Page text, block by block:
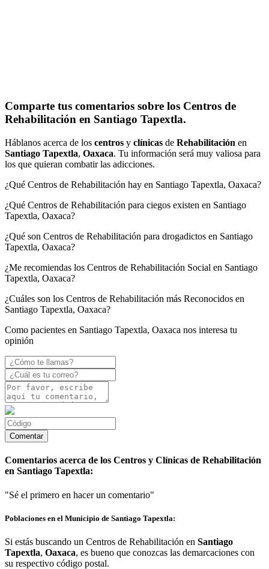
Comparte tus comentarios sobre los Centros de
Rehabilitación en Santiago Tapextla.
Háblanos acerca de los centros y clínicas de Rehabilitación en
Santiago Tapextla, Oaxaca. Tu información será muy valiosa para
los que quieran combatir las adicciones.
¿Qué Centros de Rehabilitación hay en Santiago Tapextla, Oaxaca?
¿Qué Centros de Rehabilitación para ciegos existen en Santiago
Tapextla, Oaxaca?
¿Qué son Centros de Rehabilitación para drogadictos en Santiago
Tapextla, Oaxaca?
¿Me recomiendas los Centros de Rehabilitación Social en Santiago
Tapextla, Oaxaca?
¿Cuáles son los Centros de Rehabilitación más Reconocidos en
Santiago Tapextla, Oaxaca?
Como pacientes en Santiago Tapextla, Oaxaca nos interesa tu
opinión
Comentarios acerca de los Centros y Clínicas de Rehabilitación
en Santiago Tapextla:
"Sé el primero en hacer un comentario"
Poblaciones en el Municipio de Santiago Tapextla:
Si estás buscando un Centros de Rehabilitación en Santiago
Tapextla, Oaxaca, es bueno que conozcas las demarcaciones con
su respectivo código postal.